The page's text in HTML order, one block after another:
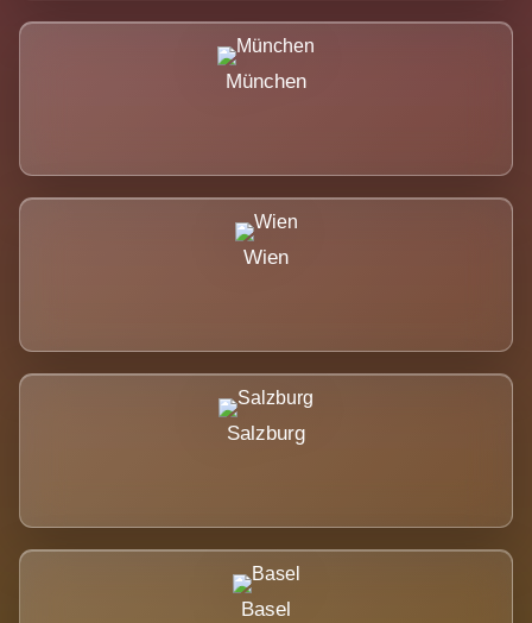
München
Wien
Salzburg
Basel